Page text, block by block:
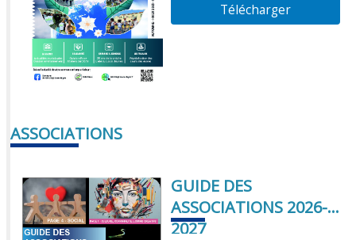
Télécharger
ASSOCIATIONS
GUIDE DES
ASSOCIATIONS 2026-
2027